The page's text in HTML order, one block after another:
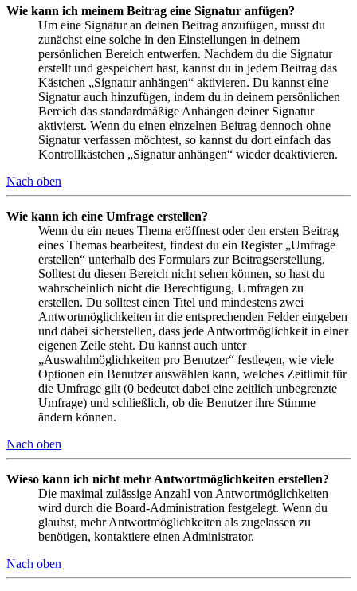
Wie kann ich meinem Beitrag eine Signatur anfügen?
Um eine Signatur an deinen Beitrag anzufügen, musst du
zunächst eine solche in den Einstellungen in deinem
persönlichen Bereich entwerfen. Nachdem du die Signatur
erstellt und gespeichert hast, kannst du in jedem Beitrag das
Kästchen „Signatur anhängen“ aktivieren. Du kannst eine
Signatur auch hinzufügen, indem du in deinem persönlichen
Bereich das standardmäßige Anhängen deiner Signatur
aktivierst. Wenn du einen einzelnen Beitrag dennoch ohne
Signatur verfassen möchtest, so kannst du dort einfach das
Kontrollkästchen „Signatur anhängen“ wieder deaktivieren.
Nach oben
Wie kann ich eine Umfrage erstellen?
Wenn du ein neues Thema eröffnest oder den ersten Beitrag
eines Themas bearbeitest, findest du ein Register „Umfrage
erstellen“ unterhalb des Formulars zur Beitragserstellung.
Solltest du diesen Bereich nicht sehen können, so hast du
wahrscheinlich nicht die Berechtigung, Umfragen zu
erstellen. Du solltest einen Titel und mindestens zwei
Antwortmöglichkeiten in die entsprechenden Felder eingeben
und dabei sicherstellen, dass jede Antwortmöglichkeit in einer
eigenen Zeile steht. Du kannst auch unter
„Auswahlmöglichkeiten pro Benutzer“ festlegen, wie viele
Optionen ein Benutzer auswählen kann, welches Zeitlimit für
die Umfrage gilt (0 bedeutet dabei eine zeitlich unbegrenzte
Umfrage) und schließlich, ob die Benutzer ihre Stimme
ändern können.
Nach oben
Wieso kann ich nicht mehr Antwortmöglichkeiten erstellen?
Die maximal zulässige Anzahl von Antwortmöglichkeiten
wird durch die Board-Administration festgelegt. Wenn du
glaubst, mehr Antwortmöglichkeiten als zugelassen zu
benötigen, kontaktiere einen Administrator.
Nach oben